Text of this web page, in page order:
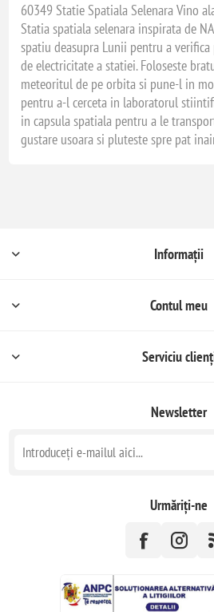
60349 Statie Spatiala Selenara Vino
Statia spatiala selenara inspirata de
spatiu deasupra Lunii pentru a
de electricitate a statiei. Foloseste
meteoritul de pe orbita si pune-l in
pentru a-l cerceta in laboratorul
in capsula spatiala pentru a le
gustare usoara si pluteste spre pat
Informații
Contul meu
Serviciu
Newsletter
Urmăriți-ne